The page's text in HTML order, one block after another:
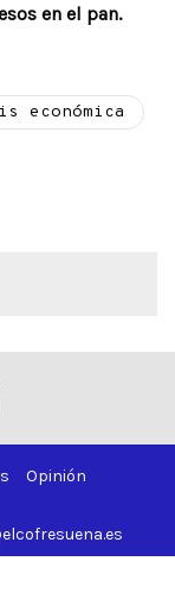
en el pan.
económica
Opinión